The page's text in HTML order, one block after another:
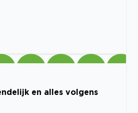
en alles volgens